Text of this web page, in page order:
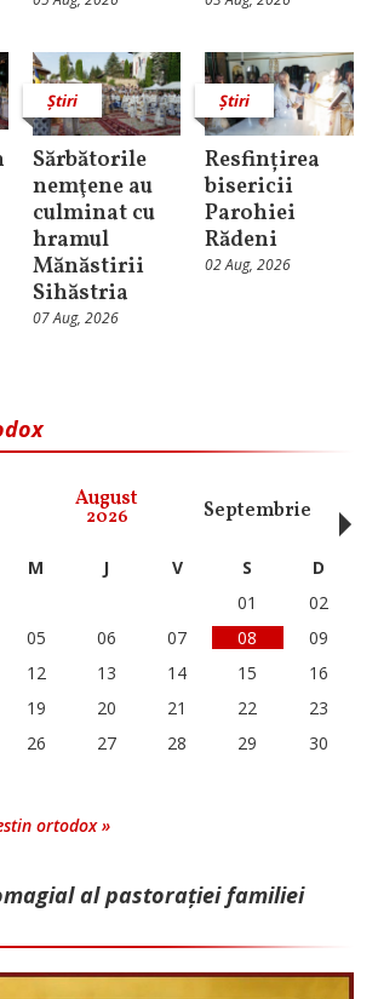
Știri
Sărbătorile
nemţene au
culminat cu
hramul
Mănăstirii
Sihăstria
07 Aug, 2026
Știri
Resfințirea
bisericii
Parohiei
Rădeni
02 Aug, 2026
August
2026 Septembrie
M J V S
D
01
02
05 06 07 08
09
12 13 14 15
16
19 20 21 22
23
26 27 28 29
30
ortodox »
al pastorației familiei